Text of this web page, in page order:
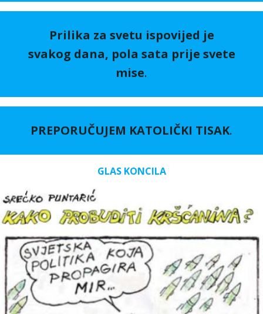
Prilika za svetu ispovijed je
svakog dana, pola sata prije svete
mise.
PREPORUČUJEM KATOLIČKI TISAK.
GLAS KONCILA